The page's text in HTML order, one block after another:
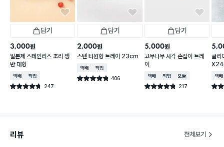
담기
3,000원
일본제 스테인리스 조리 쟁
반 대형
택배배송매장픽업
별점 4.7점 247
건 작성
담기
2,000원
스텐 타원형 트레이 23cm
택배배송매장픽업
별점 4.8점 406
건 작성
담기
5,000원
고무나무 사각 손잡이 트레
이
택배배송매장픽업오늘배송
별점 4.8점 217
건 작성
클리
택배
별점
리뷰 전체보기